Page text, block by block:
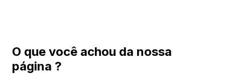
O que você achou da nossa
página ?